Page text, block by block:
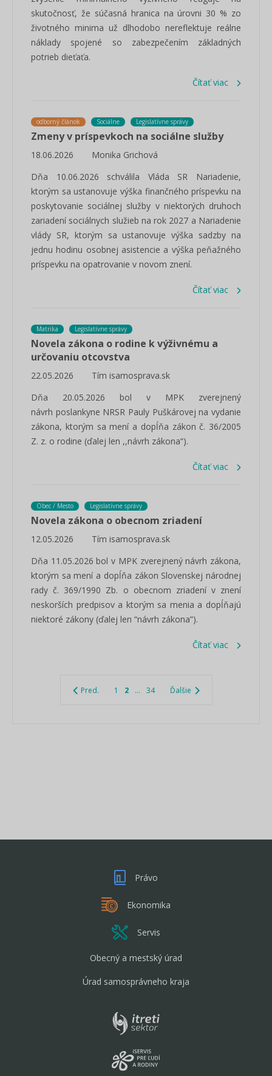
skutočnosť, že súčasná hranica na úrovni 30 % zo
životného minima už dlhodobo nereflektuje reálne
náklady spojené so zabezpečením základných
potrieb dieťaťa.
Čítať viac
odborný článok Sociálne Legislatívne správy
Zmeny v príspevkoch na sociálne služby
18.06.2026
Monika Grichová
Dňa 10.06.2026 schválila Vláda SR Nariadenie,
ktorým sa ustanovuje výška finančného príspevku na
poskytovanie sociálnej služby v niektorých druhoch
zariadení sociálnych služieb na rok 2027 a Nariadenie
vlády SR, ktorým sa ustanovuje výška sadzby na
jednu hodinu osobnej asistencie a výška peňažného
príspevku na opatrovanie v novom znení.
Čítať viac
Matrika Legislatívne správy
Novela zákona o rodine k výživnému a
určovaniu otcovstva
22.05.2026
Tím isamosprava.sk
Dňa 20.05.2026 bol v MPK zverejnený
návrh poslankyne NRSR Pauly Puškárovej na vydanie
zákona, ktorým sa mení a dopĺňa zákon č. 36/2005
Z. z. o rodine (ďalej len ,,návrh zákona“).
Čítať viac
Obec / Mesto Legislatívne správy
Novela zákona o obecnom zriadení
12.05.2026
Tím isamosprava.sk
Dňa 11.05.2026 bol v MPK zverejnený návrh zákona,
ktorým sa mení a dopĺňa zákon Slovenskej národnej
rady č. 369/1990 Zb. o obecnom zriadení v znení
neskorších predpisov a ktorým sa menia a dopĺňajú
niektoré zákony (ďalej len “návrh zákona”).
Čítať viac
Pred. 1 2 ... 34 Ďalšie
Právo
Ekonomika
Servis
Obecný a mestský úrad
Úrad samosprávneho kraja